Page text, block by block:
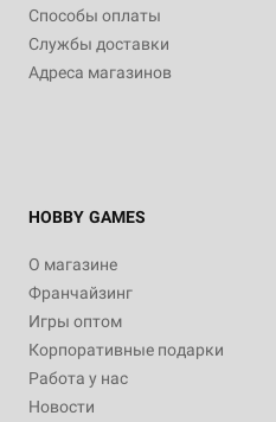
Способы оплаты
Службы доставки
Адреса магазинов
HOBBY GAMES
О магазине
Франчайзинг
Игры оптом
Корпоративные подарки
Работа у нас
Новости